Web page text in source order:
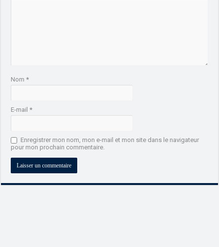
Nom*
E-mail*
Enregistrer mon nom, mon e-mail et mon site dans le navigateur
pour mon prochain commentaire.